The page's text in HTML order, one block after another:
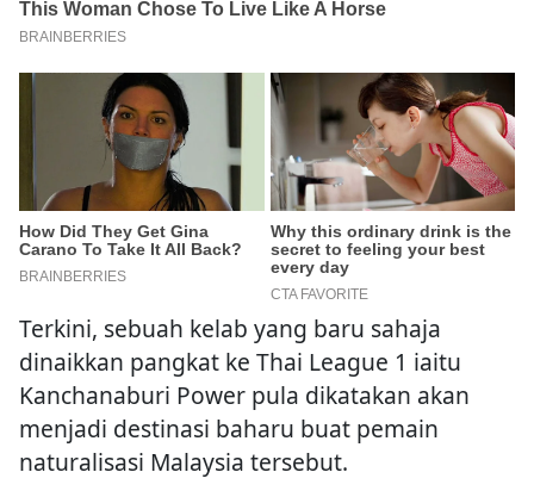
Terkini, sebuah kelab yang baru sahaja
dinaikkan pangkat ke Thai League 1 iaitu
Kanchanaburi Power pula dikatakan akan
menjadi destinasi baharu buat pemain
naturalisasi Malaysia tersebut.